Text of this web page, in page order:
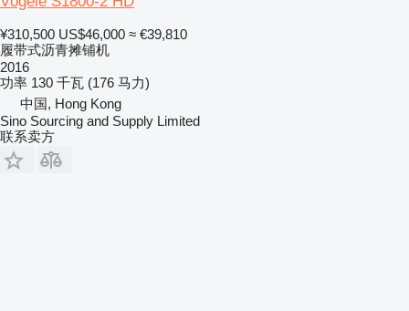
¥310,500 US$46,000 ≈ €39,810
履带式沥青摊铺机
2016
功率 130 千瓦 (176 马力)
中国, Hong Kong
Sino Sourcing and Supply Limited
联系卖方